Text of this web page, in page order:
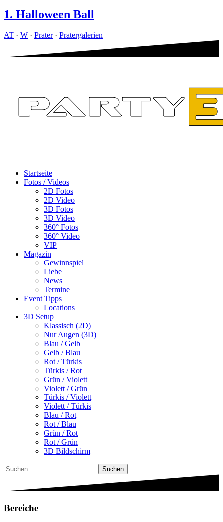
1. Halloween Ball
AT · W · Prater· Pratergalerien
Startseite
Fotos / Videos
2D Fotos
2D Video
3D Fotos
3D Video
360° Fotos
360° Video
VIP
Magazin
Gewinnspiel
Liebe
News
Termine
Event Tipps
Locations
3D Setup
Klassisch (2D)
Nur Augen (3D)
Blau / Gelb
Gelb / Blau
Rot / Türkis
Türkis / Rot
Grün / Violett
Violett / Grün
Türkis / Violett
Violett / Türkis
Blau / Rot
Rot / Blau
Grün / Rot
Rot / Grün
3D Bildschirm
Suchen
nach:
Bereiche